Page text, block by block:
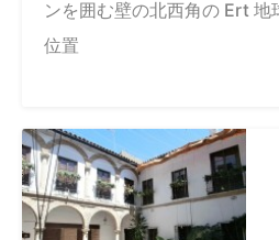
ンを囲む壁の北西角の Ert 地
位置